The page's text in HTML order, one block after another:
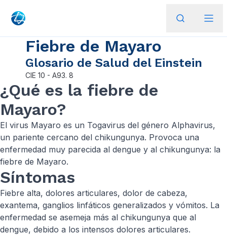
Fiebre de Mayaro
Glosario de Salud del Einstein
CIE 10 - A93. 8
¿Qué es la fiebre de
Mayaro?
El virus Mayaro es un Togavirus del género Alphavirus,
un pariente cercano del chikungunya. Provoca una
enfermedad muy parecida al dengue y al chikungunya: la
fiebre de Mayaro.
Síntomas
Fiebre alta, dolores articulares, dolor de cabeza,
exantema, ganglios linfáticos generalizados y vómitos. La
enfermedad se asemeja más al chikungunya que al
dengue, debido a los intensos dolores articulares.